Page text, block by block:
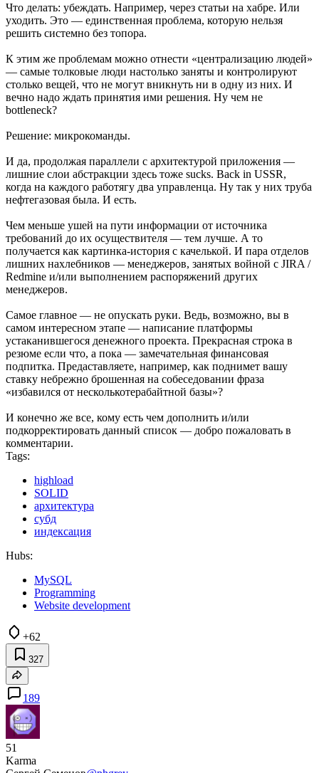
Что делать: убеждать. Например, через статьи на хабре. Или
уходить. Это — единственная проблема, которую нельзя
решить системно без топора.
К этим же проблемам можно отнести «централизацию людей»
— самые толковые люди настолько заняты и контролируют
столько вещей, что не могут вникнуть ни в одну из них. И
вечно надо ждать принятия ими решения. Ну чем не
bottleneck?
Решение: микрокоманды.
И да, продолжая параллели с архитектурой приложения —
лишние слои абстракции здесь тоже sucks. Back in USSR,
когда на каждого работягу два управленца. Ну так у них труба
нефтегазовая была. И есть.
Чем меньше ушей на пути информации от источника
требований до их осуществителя — тем лучше. А то
получается как картинка-история с качелькой. И пара отделов
лишних нахлебников — менеджеров, занятых войной с JIRA /
Redmine и/или выполнением распоряжений других
менеджеров.
Самое главное — не опускать руки. Ведь, возможно, вы в
самом интересном этапе — написание платформы
устаканившегося денежного проекта. Прекрасная строка в
резюме если что, а пока — замечательная финансовая
подпитка. Предаставляете, например, как поднимет вашу
ставку небрежно брошенная на собеседовании фраза
«избавился от несколькотерабайтной базы»?
И конечно же все, кому есть чем дополнить и/или
подкорректировать данный список — добро пожаловать в
комментарии.
Tags:
highload
SOLID
архитектура
субд
индексация
Hubs:
MySQL
Programming
Website development
+62
327
189
51
Karma